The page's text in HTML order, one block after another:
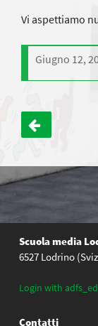
Vi aspettiamo
Giugno 12,
Navigazione
articoli
Scuola media
6527 Lodrino
Login with
Contatti